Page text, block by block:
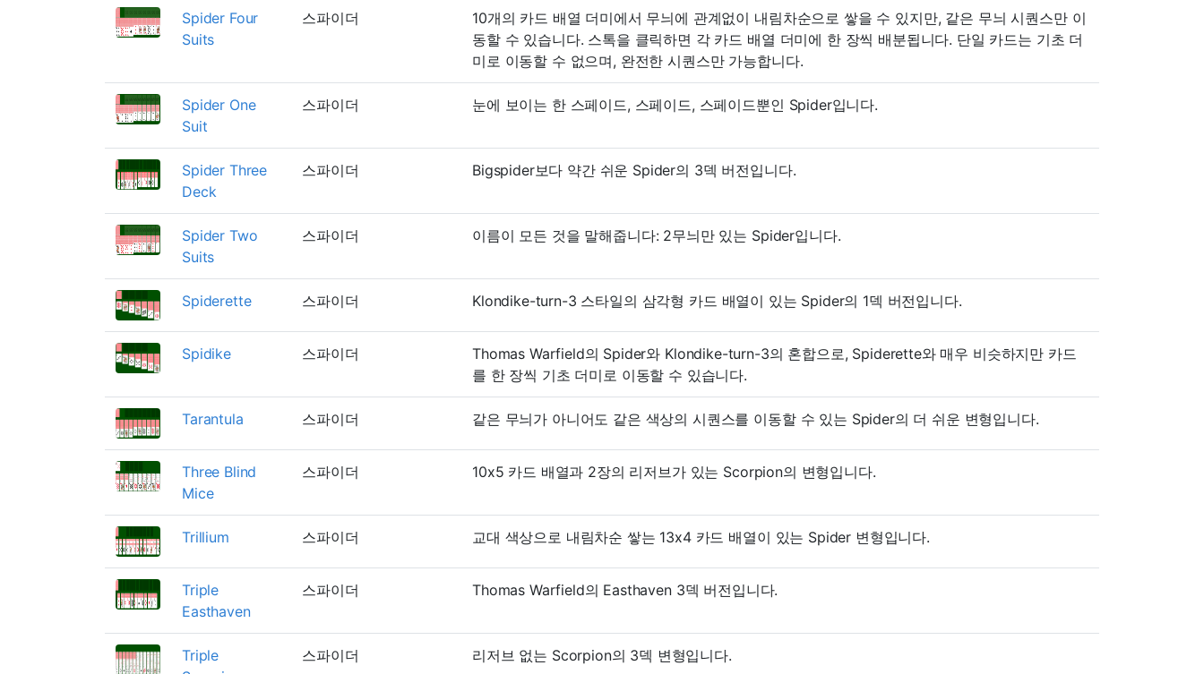
Spider Four
Suits
스파이더
10개의 카드 배열 더미에서 무늬에 관계없이 내림차순으로 쌓을 수 있지만, 같은 무늬 시퀀스만 이
동할 수 있습니다. 스톡을 클릭하면 각 카드 배열 더미에 한 장씩 배분됩니다. 단일 카드는 기초 더
미로 이동할 수 없으며, 완전한 시퀀스만 가능합니다.
Spider One
Suit
스파이더 눈에 보이는 한 스페이드, 스페이드, 스페이드뿐인 Spider입니다.
Spider Three
Deck
스파이더 Bigspider보다 약간 쉬운 Spider의 3덱 버전입니다.
Spider Two
Suits
스파이더 이름이 모든 것을 말해줍니다: 2무늬만 있는 Spider입니다.
Spiderette 스파이더 Klondike-turn-3 스타일의 삼각형 카드 배열이 있는 Spider의 1덱 버전입니다.
Spidike 스파이더
Thomas Warfield의 Spider와 Klondike-turn-3의 혼합으로, Spiderette와 매우 비슷하지만 카드
를 한 장씩 기초 더미로 이동할 수 있습니다.
Tarantula 스파이더 같은 무늬가 아니어도 같은 색상의 시퀀스를 이동할 수 있는 Spider의 더 쉬운 변형입니다.
Three Blind
Mice
스파이더 10x5 카드 배열과 2장의 리저브가 있는 Scorpion의 변형입니다.
Trillium 스파이더 교대 색상으로 내림차순 쌓는 13x4 카드 배열이 있는 Spider 변형입니다.
Triple
Easthaven
스파이더 Thomas Warfield의 Easthaven 3덱 버전입니다.
Triple
스파이더 리저브 없는 Scorpion의 3덱 변형입니다.